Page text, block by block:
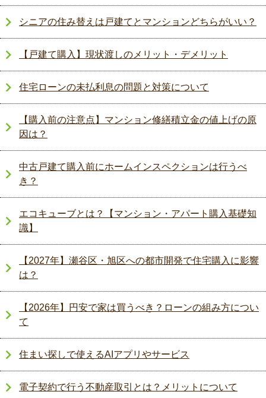
シニアの住み替えは戸建てとマンションどちらがいい？
【戸建て購入】現状渡しのメリット・デメリット
住宅ローンの未払利息の問題と対策について
【購入前の注意点】マンション修繕積立金の値上げの原
因は？
中古戸建て購入前にホームインスペクションは行うべ
き？
エコキューブとは？【マンション・アパート購入基礎知
識】
【2027年】瀬谷区・旭区への都市開発で住宅購入に影響
は？
【2026年】円安で家は買うべき？ローンの組み方につい
て
住まい探しで使えるAIアプリやサービス
電子契約で行う不動産取引とは？メリットについて